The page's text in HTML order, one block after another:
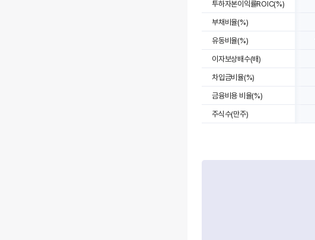
투하자본이익률ROIC(%)
부채비율(%)
유동비율(%)
이자보상배수(배)
차입금비율(%)
금융비용 비율(%)
주식수(만주)